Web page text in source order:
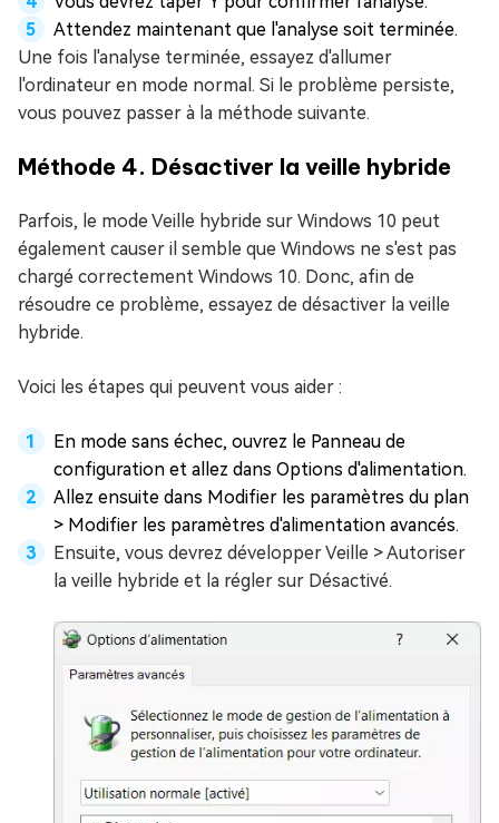
Attendez maintenant que l'analyse soit terminée.
Une fois l'analyse terminée, essayez d'allumer
l'ordinateur en mode normal. Si le problème persiste,
vous pouvez passer à la méthode suivante.
Méthode 4. Désactiver la veille hybride
Parfois, le mode Veille hybride sur Windows 10 peut
également causer il semble que Windows ne s'est pas
chargé correctement Windows 10. Donc, afin de
résoudre ce problème, essayez de désactiver la veille
hybride.
Voici les étapes qui peuvent vous aider :
En mode sans échec, ouvrez le Panneau de
configuration et allez dans Options d'alimentation.
Allez ensuite dans Modifier les paramètres du plan
> Modifier les paramètres d'alimentation avancés.
Ensuite, vous devrez développer Veille > Autoriser
la veille hybride et la régler sur Désactivé.